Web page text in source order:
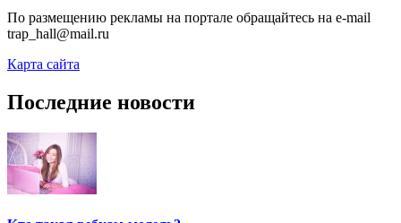
По размещению рекламы на портале обращайтесь на e-mail
trap_hall@mail.ru
Карта сайта
Последние новости